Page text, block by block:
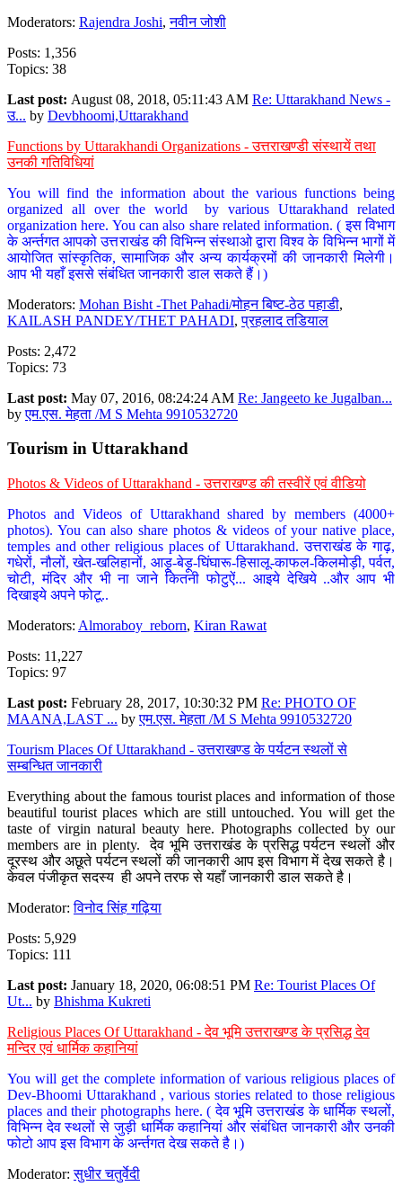
Moderators: Rajendra Joshi,नवीन जोशी
Posts: 1,356
Topics: 38
Last post: August 08, 2018, 05:11:43 AM Re: Uttarakhand News -
उ... by Devbhoomi,Uttarakhand
Functions by Uttarakhandi Organizations - उत्तराखण्डी संस्थायें तथा
उनकी गतिविधियां
You will find the information about the various functions being
organized all over the world by various Uttarakhand related
organization here. You can also share related information. ( इस विभाग
के अर्न्तगत आपको उत्तराखंड की विभिन्न संस्थाओ द्वारा विश्व के विभिन्न भागों में
आयोजित सांस्कृतिक, सामाजिक और अन्य कार्यक्रमों की जानकारी मिलेगी।
आप भी यहाँ इससे संबंधित जानकारी डाल सकते हैं।)
Moderators: Mohan Bisht -Thet Pahadi/मोहन बिष्ट-ठेठ पहाडी,
KAILASH PANDEY/THET PAHADI,प्रहलाद तडियाल
Posts: 2,472
Topics: 73
Last post: May 07, 2016, 08:24:24 AM Re: Jangeeto ke Jugalban...
byएम.एस. मेहता /M S Mehta 9910532720
Tourism in Uttarakhand
Photos & Videos of Uttarakhand - उत्तराखण्ड की तस्वीरें एवं वीडियो
Photos and Videos of Uttarakhand shared by members (4000+
photos). You can also share photos & videos of your native place,
temples and other religious places of Uttarakhand. उत्तराखंड के गाढ़,
गधेरों, नौलों, खेत-खलिहानों, आड़ू-बेड़ू-घिंघारू-हिसालू-काफल-किलमोड़ी, पर्वत,
चोटी, मंदिर और भी ना जाने कितनी फोटुऐं... आइये देखिये ..और आप भी
दिखाइये अपने फोटू..
Moderators: Almoraboy_reborn, Kiran Rawat
Posts: 11,227
Topics: 97
Last post: February 28, 2017, 10:30:32 PM Re: PHOTO OF
MAANA,LAST ... byएम.एस. मेहता /M S Mehta 9910532720
Tourism Places Of Uttarakhand - उत्तराखण्ड के पर्यटन स्थलों से
सम्बन्धित जानकारी
Everything about the famous tourist places and information of those
beautiful tourist places which are still untouched. You will get the
taste of virgin natural beauty here. Photographs collected by our
members are in plenty. देव भूमि उत्तराखंड के प्रसिद्ध पर्यटन स्थलों और
दूरस्थ और अछूते पर्यटन स्थलों की जानकारी आप इस विभाग में देख सकते है।
केवल पंजीकृत सदस्य ही अपने तरफ से यहाँ जानकारी डाल सकते है।
Moderator:विनोद सिंह गढ़िया
Posts: 5,929
Topics: 111
Last post: January 18, 2020, 06:08:51 PM Re: Tourist Places Of
Ut... by Bhishma Kukreti
Religious Places Of Uttarakhand - देव भूमि उत्तराखण्ड के प्रसिद्ध देव
मन्दिर एवं धार्मिक कहानियां
You will get the complete information of various religious places of
Dev-Bhoomi Uttarakhand , various stories related to those religious
places and their photographs here. ( देव भूमि उत्तराखंड के धार्मिक स्थलों,
विभिन्न देव स्थलों से जुड़ी धार्मिक कहानियां और संबंधित जानकारी और उनकी
फोटो आप इस विभाग के अर्न्तगत देख सकते है।)
Moderator:सुधीर चतुर्वेदी